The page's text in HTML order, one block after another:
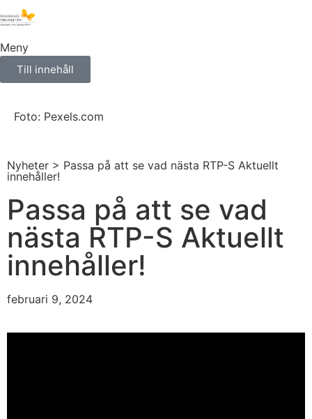
Meny
Till innehåll
Foto: Pexels.com
Nyheter > Passa på att se vad nästa RTP-S Aktuellt
innehåller!
Passa på att se vad
nästa RTP-S Aktuellt
innehåller!
februari 9, 2024